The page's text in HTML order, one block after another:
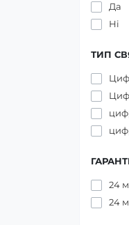
Да
Ні
ТИП
24
24